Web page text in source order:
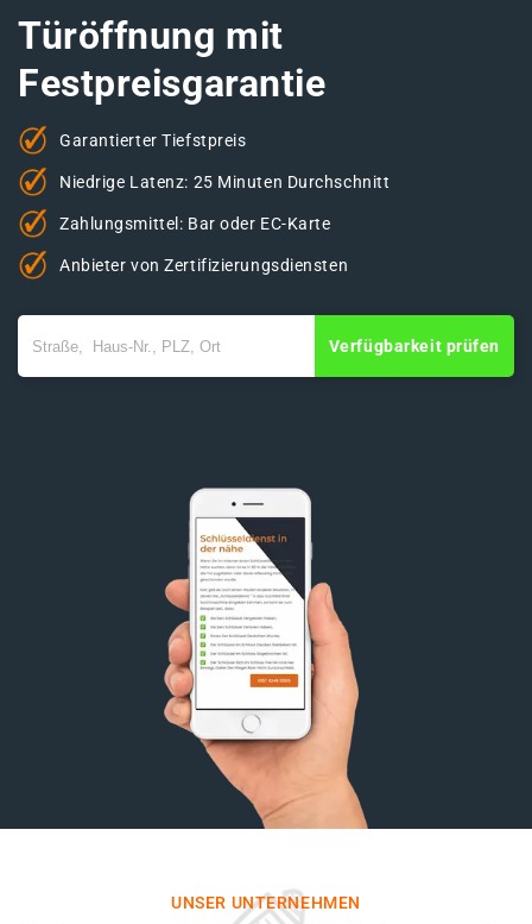
Türöffnung mit
Festpreisgarantie
Garantierter Tiefstpreis
Niedrige Latenz: 25 Minuten Durchschnitt
Zahlungsmittel: Bar oder EC-Karte
Anbieter von Zertifizierungsdiensten
Verfügbarkeit prüfen
UNSER UNTERNEHMEN